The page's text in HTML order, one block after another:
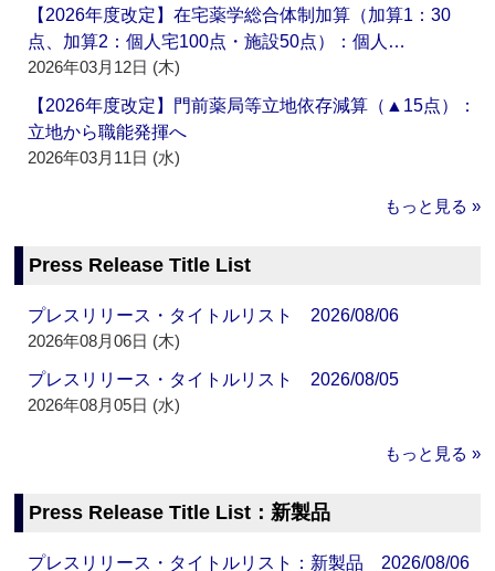
【2026年度改定】在宅薬学総合体制加算（加算1：30
点、加算2：個人宅100点・施設50点）：個人…
2026年03月12日 (木)
【2026年度改定】門前薬局等立地依存減算（▲15点）：
立地から職能発揮へ
2026年03月11日 (水)
もっと見る »
Press Release Title List
プレスリリース・タイトルリスト 2026/08/06
2026年08月06日 (木)
プレスリリース・タイトルリスト 2026/08/05
2026年08月05日 (水)
もっと見る »
Press Release Title List：新製品
プレスリリース・タイトルリスト：新製品 2026/08/06